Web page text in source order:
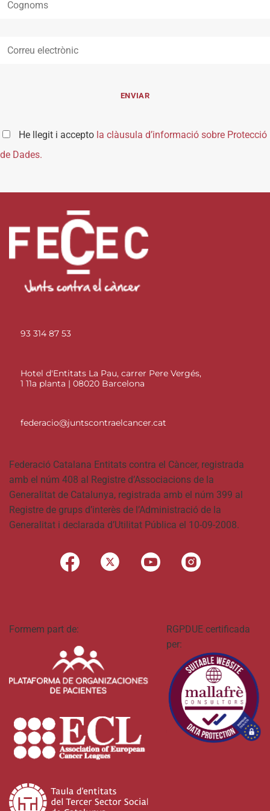
He llegit i accepto la clàusula d’informació sobre Protecció
de Dades.
93 314 87 53
Hotel d'Entitats La Pau, carrer Pere Vergés,
1 11a planta | 08020 Barcelona
federacio@juntscontraelcancer.cat
Federació Catalana Entitats contra el Càncer, registrada
amb el núm 408 al Registre d’Associacions de la
Generalitat de Catalunya, registrada amb el núm 399 al
Registre de grups d’interès de l’Administració de la
Generalitat i declarada d’Utilitat Pública el 10-09-2008.
Formem part de:
RGPDUE certificada
per: